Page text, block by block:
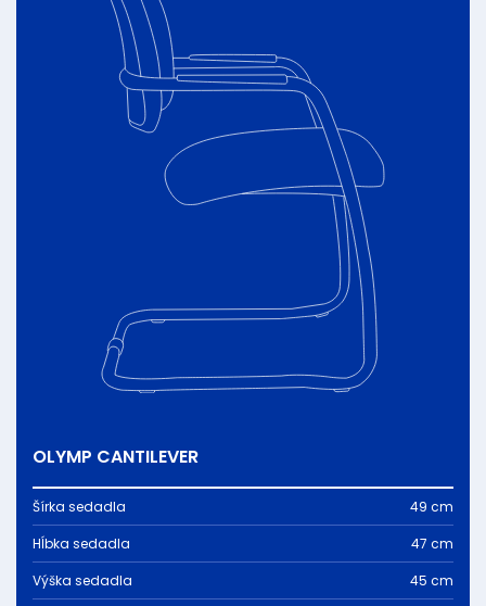
OLYMP CANTILEVER
Šírka sedadla
49 cm
Hĺbka sedadla
47 cm
Výška sedadla
45 cm